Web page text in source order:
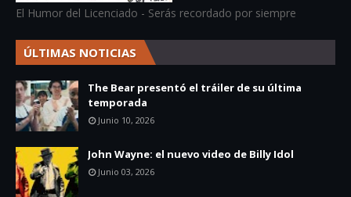
El Humor del Licenciado - Serás recordado por siempre
ÚLTIMAS NOTICIAS
The Bear presentó el tráiler de su última
temporada
Junio 10, 2026
John Wayne: el nuevo video de Billy Idol
Junio 03, 2026